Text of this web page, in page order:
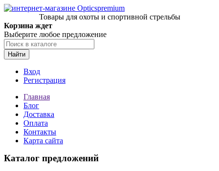
Товары для охоты и спортивной стрельбы
Корзина ждет
Выберите любое предложение
Найти
Вход
Регистрация
Главная
Блог
Доставка
Оплата
Контакты
Карта сайта
Каталог предложений